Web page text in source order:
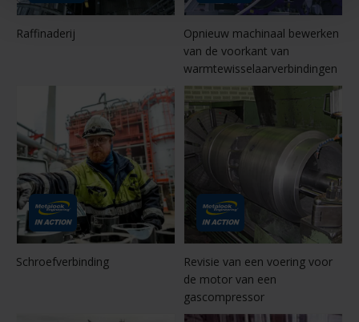
Schroefverbinding
Revisie van een voering voor
de motor van een
gascompressor
Raffinaderij
Opnieuw machinaal bewerken
van de voorkant van
warmtewisselaarverbindingen